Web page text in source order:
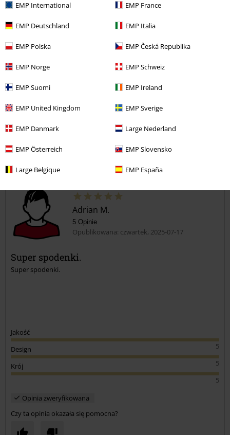
EMP International EMP France
EMP Deutschland EMP Italia
EMP Polska EMP Česká Republika
EMP Norge EMP Schweiz
EMP Suomi EMP Ireland
EMP United Kingdom EMP Sverige
EMP Danmark Large Nederland
EMP Österreich EMP Slovensko
Large Belgique EMP España
Design
Krój
Czy ta opinia okazała się pomocna?
Komentarz
Prześlij komentarz
Adrian M.
5 Opinie
Opublikowana: czwartek, 2025-07-17
Super spodenki.
Super spodenki.
Jakość
5
Design
5
Krój
5
Opinia zweryfikowana
Czy ta opinia okazała się pomocna?